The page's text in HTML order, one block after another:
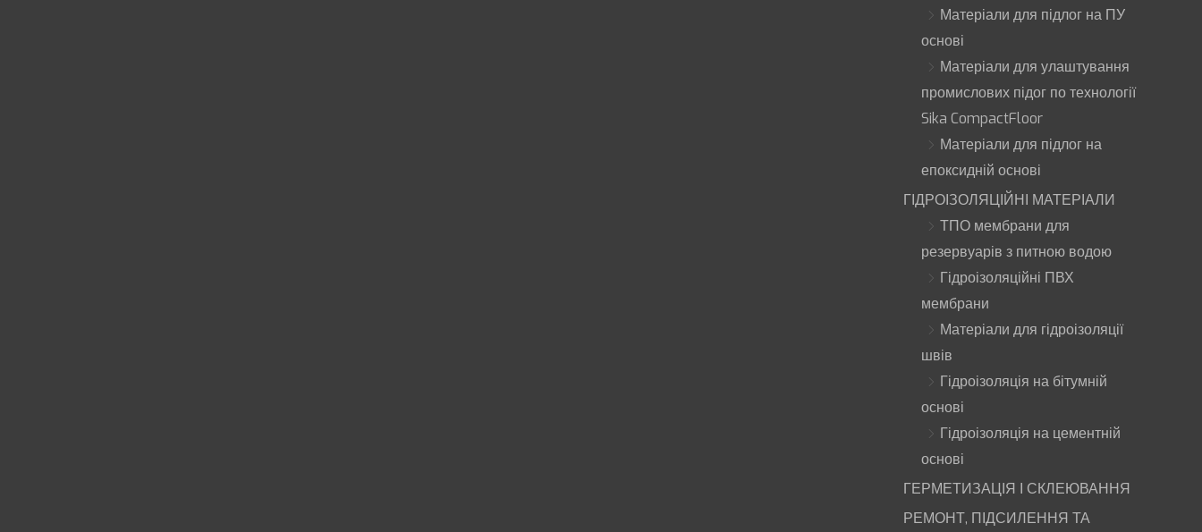
Матеріали для підлог на ПУ
основі
Матеріали для улаштування
промислових підог по технології
Sika CompactFloor
Матеріали для підлог на
епоксидній основі
ГІДРОІЗОЛЯЦІЙНІ МАТЕРІАЛИ
ТПО мембрани для
резервуарів з питною водою
Гідроізоляційні ПВХ
мембрани
Матеріали для гідроізоляції
швів
Гідроізоляція на бітумній
основі
Гідроізоляція на цементній
основі
ГЕРМЕТИЗАЦІЯ І СКЛЕЮВАННЯ
РЕМОНТ, ПІДСИЛЕННЯ ТА